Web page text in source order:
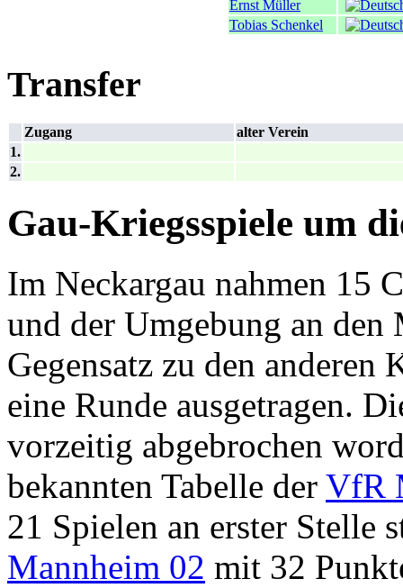
Ernst Müller
Tobias Schenkel
Transfer
Zugang
alter Verein
1.
2.
Gau-Kriegsspiele um
Im Neckargau nahmen 15
und der Umgebung an
Gegensatz zu den
eine Runde ausgetragen.
vorzeitig abgebrochen
bekannten Tabelle der VfR
21 Spielen an erster Stelle
Mannheim 02 mit 32